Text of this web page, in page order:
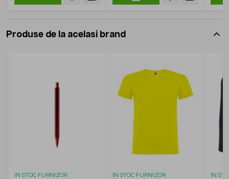
Produse de la acelasi brand
IN STOC FURNIZOR IN STOC FURNIZOR IN